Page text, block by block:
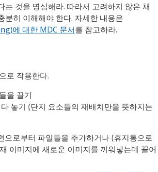
는 것을 명심해라. 따라서 고려하지 않은 채
분히 이해해야 한다. 자세한 내용은
에 대한 MDC 문서를 참고하라.
로 작용한다.
을 끌기
놓기 (단지 요소들의 재배치만을 뜻하지는
로부터 파일들을 추가하거나 (휴지통으로
이미지에 새로운 이미지를 끼워넣는데 끌어